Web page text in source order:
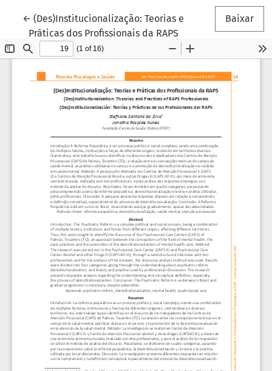
←Voltar aos Detalhes do Artigo
(Des)Institucionalização: Teorias e
Práticas dos Profissionais da RAPS
Baixar